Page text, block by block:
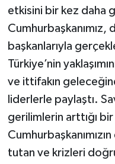
etkisini bir kez daha
başkanlarıyla
Türkiye’nin
ve ittifakın
liderlerle paylaştı.
gerilimlerin arttığı
tutan ve krizleri